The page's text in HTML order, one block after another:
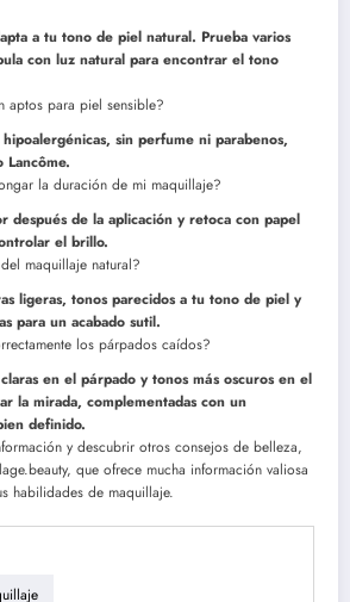
a tu tono de piel natural. Prueba varios
con luz natural para encontrar el tono
aptos para piel sensible?
sin perfume ni parabenos,
Lancôme.
la duración de mi maquillaje?
después de la aplicación y retoca con papel
el brillo.
maquillaje natural?
ligeras, tonos parecidos a tu tono de piel y
para un acabado sutil.
los párpados caídos?
en el párpado y tonos más oscuros en el
la mirada, complementadas con un
definido.
y descubrir otros consejos de belleza,
que ofrece mucha información valiosa
habilidades de maquillaje.